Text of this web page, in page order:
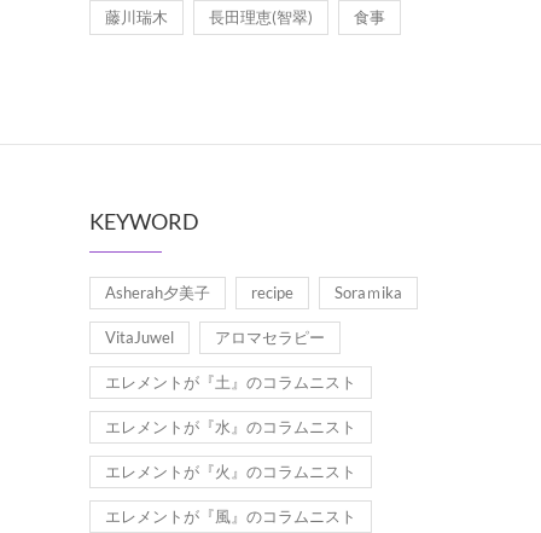
藤川瑞木 長田理恵(智翠) 食事
KEYWORD
Asherah夕美子 recipe Soraｍika
VitaJuwel アロマセラピー
エレメントが『土』のコラムニスト
エレメントが『水』のコラムニスト
エレメントが『火』のコラムニスト
エレメントが『風』のコラムニスト